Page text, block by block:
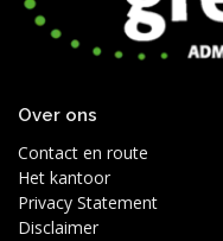
Over ons
Contact en route
Het kantoor
Privacy Statement
Disclaimer